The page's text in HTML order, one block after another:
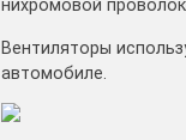
нихромовой
Вентиляторы
автомобиле.